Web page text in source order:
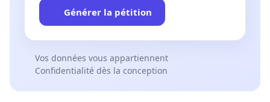
Générer la pétition
Vos données vous appartiennent
Confidentialité dès la conception